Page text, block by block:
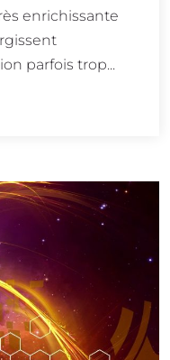
enrichissante
parfois trop...